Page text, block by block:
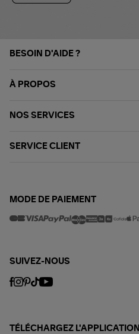
BESOIN D'AIDE ?
À PROPOS
NOS SERVICES
SERVICE CLIENT
MODE DE PAIEMENT
SUIVEZ-NOUS
TÉLÉCHARGEZ L'APPLICATION